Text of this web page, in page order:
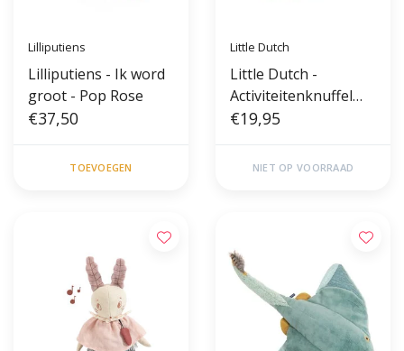
Lilliputiens
Lilliputiens - Ik word
groot - Pop Rose
€37,50
TOEVOEGEN
Little Dutch
Little Dutch -
Activiteitenknuffel
hert - Fairy Garden
€19,95
NIET OP VOORRAAD